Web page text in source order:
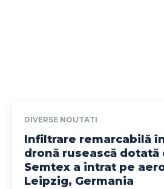
DIVERSE NOUTATI
Infiltrare remarcabilă
dronă rusească
Semtex a intrat pe
Leipzig, Germania